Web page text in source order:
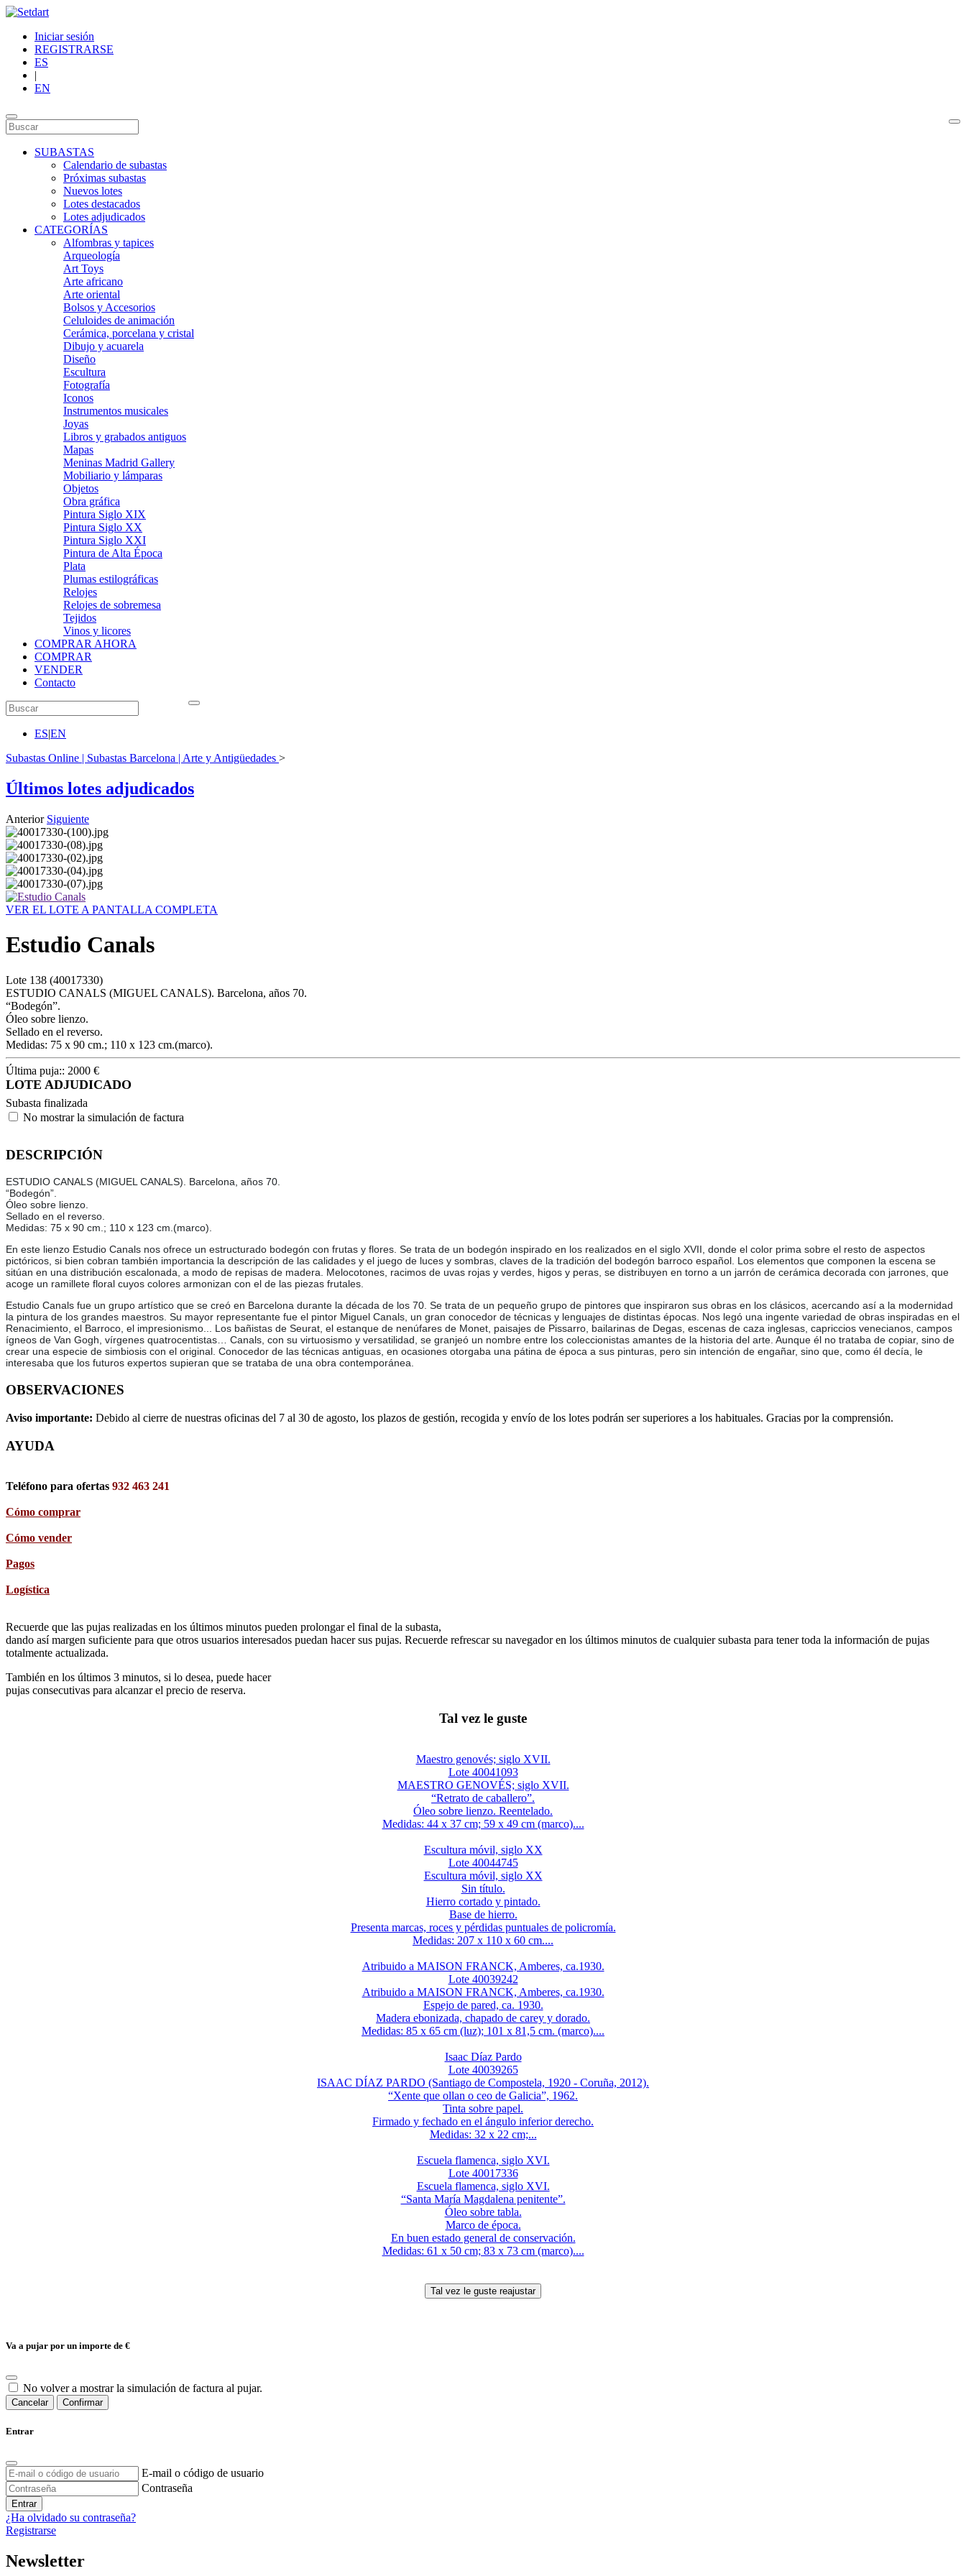
Iniciar sesión
REGISTRARSE
ES
|
EN
SUBASTAS
Calendario de subastas
Próximas subastas
Nuevos lotes
Lotes destacados
Lotes adjudicados
CATEGORÍAS
Alfombras y tapices
Arqueología
Art Toys
Arte africano
Arte oriental
Bolsos y Accesorios
Celuloides de animación
Cerámica, porcelana y cristal
Dibujo y acuarela
Diseño
Escultura
Fotografía
Iconos
Instrumentos musicales
Joyas
Libros y grabados antiguos
Mapas
Meninas Madrid Gallery
Mobiliario y lámparas
Objetos
Obra gráfica
Pintura Siglo XIX
Pintura Siglo XX
Pintura Siglo XXI
Pintura de Alta Época
Plata
Plumas estilográficas
Relojes
Relojes de sobremesa
Tejidos
Vinos y licores
COMPRAR AHORA
COMPRAR
VENDER
Contacto
ES|EN
Subastas Online | Subastas Barcelona | Arte y Antigüedades >
Últimos lotes adjudicados
Anterior Siguiente
VER EL LOTE A PANTALLA COMPLETA
Estudio Canals
Lote 138 (40017330)
ESTUDIO CANALS (MIGUEL CANALS). Barcelona, años 70.
“Bodegón”.
Óleo sobre lienzo.
Sellado en el reverso.
Medidas: 75 x 90 cm.; 110 x 123 cm.(marco).
Última puja:: 2000 €
LOTE ADJUDICADO
Subasta finalizada
No mostrar la simulación de factura
DESCRIPCIÓN
ESTUDIO CANALS (MIGUEL CANALS). Barcelona, años 70.
“Bodegón”.
Óleo sobre lienzo.
Sellado en el reverso.
Medidas: 75 x 90 cm.; 110 x 123 cm.(marco).
En este lienzo Estudio Canals nos ofrece un estructurado bodegón con frutas y flores. Se trata de un bodegón inspirado en los realizados en el siglo XVII, donde el color prima sobre el resto de aspectos
pictóricos, si bien cobran también importancia la descripción de las calidades y el juego de luces y sombras, claves de la tradición del bodegón barroco español. Los elementos que componen la escena se
sitúan en una distribución escalonada, a modo de repisas de madera. Melocotones, racimos de uvas rojas y verdes, higos y peras, se distribuyen en torno a un jarrón de cerámica decorada con jarrones, que
acoge un ramillete floral cuyos colores armonizan con el de las piezas frutales.
Estudio Canals fue un grupo artístico que se creó en Barcelona durante la década de los 70. Se trata de un pequeño grupo de pintores que inspiraron sus obras en los clásicos, acercando así a la modernidad
la pintura de los grandes maestros. Su mayor representante fue el pintor Miguel Canals, un gran conocedor de técnicas y lenguajes de distintas épocas. Nos legó una ingente variedad de obras inspiradas en el
Renacimiento, el Barroco, el impresionismo... Los bañistas de Seurat, el estanque de nenúfares de Monet, paisajes de Pissarro, bailarinas de Degas, escenas de caza inglesas, capriccios venecianos, campos
ígneos de Van Gogh, vírgenes quatrocentistas… Canals, con su virtuosismo y versatilidad, se granjeó un nombre entre los coleccionistas amantes de la historia del arte. Aunque él no trataba de copiar, sino de
crear una especie de simbiosis con el original. Conocedor de las técnicas antiguas, en ocasiones otorgaba una pátina de época a sus pinturas, pero sin intención de engañar, sino que, como él decía, le
interesaba que los futuros expertos supieran que se trataba de una obra contemporánea.
OBSERVACIONES
Aviso importante: Debido al cierre de nuestras oficinas del 7 al 30 de agosto, los plazos de gestión, recogida y envío de los lotes podrán ser superiores a los habituales. Gracias por la comprensión.
AYUDA
Teléfono para ofertas 932 463 241
Cómo comprar
Cómo vender
Pagos
Logística
Recuerde que las pujas realizadas en los últimos minutos pueden prolongar el final de la subasta,
dando así margen suficiente para que otros usuarios interesados puedan hacer sus pujas. Recuerde refrescar su navegador en los últimos minutos de cualquier subasta para tener toda la información de pujas
totalmente actualizada.
También en los últimos 3 minutos, si lo desea, puede hacer
pujas consecutivas para alcanzar el precio de reserva.
Tal vez le guste
Maestro genovés; siglo XVII.
Lote 40041093
MAESTRO GENOVÉS; siglo XVII.
“Retrato de caballero”.
Óleo sobre lienzo. Reentelado.
Medidas: 44 x 37 cm; 59 x 49 cm (marco)....
Escultura móvil, siglo XX
Lote 40044745
Escultura móvil, siglo XX
Sin título.
Hierro cortado y pintado.
Base de hierro.
Presenta marcas, roces y pérdidas puntuales de policromía.
Medidas: 207 x 110 x 60 cm....
Atribuido a MAISON FRANCK, Amberes, ca.1930.
Lote 40039242
Atribuido a MAISON FRANCK, Amberes, ca.1930.
Espejo de pared, ca. 1930.
Madera ebonizada, chapado de carey y dorado.
Medidas: 85 x 65 cm (luz); 101 x 81,5 cm. (marco)....
Isaac Díaz Pardo
Lote 40039265
ISAAC DÍAZ PARDO (Santiago de Compostela, 1920 - Coruña, 2012).
“Xente que ollan o ceo de Galicia”, 1962.
Tinta sobre papel.
Firmado y fechado en el ángulo inferior derecho.
Medidas: 32 x 22 cm;...
Escuela flamenca, siglo XVI.
Lote 40017336
Escuela flamenca, siglo XVI.
“Santa María Magdalena penitente”.
Óleo sobre tabla.
Marco de época.
En buen estado general de conservación.
Medidas: 61 x 50 cm; 83 x 73 cm (marco)....
Va a pujar por un importe de €
No volver a mostrar la simulación de factura al pujar.
Cancelar Confirmar
Entrar
E-mail o código de usuario
Contraseña
Entrar
¿Ha olvidado su contraseña?
Registrarse
Newsletter